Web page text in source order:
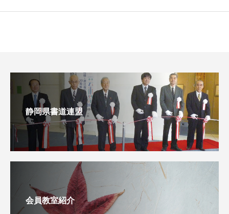
静岡県書道連盟
会員教室紹介